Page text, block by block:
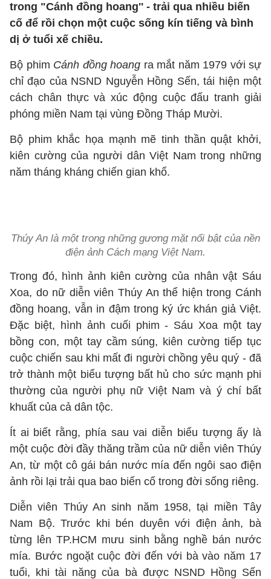
trong "Cánh đồng hoang'' - trải qua nhiều biến
cố để rồi chọn một cuộc sống kín tiếng và bình
dị ở tuổi xế chiều.
Bộ phim Cánh đồng hoang ra mắt năm 1979 với sự
chỉ đạo của NSND Nguyễn Hồng Sến, tái hiện một
cách chân thực và xúc động cuộc đấu tranh giải
phóng miền Nam tại vùng Đồng Tháp Mười.
Bộ phim khắc họa mạnh mẽ tinh thần quật khởi,
kiên cường của người dân Việt Nam trong những
năm tháng kháng chiến gian khổ.
Thúy An là một trong những gương mặt nổi bật của nền
điện ảnh Cách mạng Việt Nam.
Trong đó, hình ảnh kiên cường của nhân vật Sáu
Xoa, do nữ diễn viên Thúy An thể hiện trong Cánh
đồng hoang, vẫn in đậm trong ký ức khán giả Việt.
Đặc biệt, hình ảnh cuối phim - Sáu Xoa một tay
bồng con, một tay cầm súng, kiên cường tiếp tục
cuộc chiến sau khi mất đi người chồng yêu quý - đã
trở thành một biểu tượng bất hủ cho sức mạnh phi
thường của người phụ nữ Việt Nam và ý chí bất
khuất của cả dân tộc.
Ít ai biết rằng, phía sau vai diễn biểu tượng ấy là
một cuộc đời đầy thăng trầm của nữ diễn viên Thúy
An, từ một cô gái bán nước mía đến ngôi sao điện
ảnh rồi lại trải qua bao biến cố trong đời sống riêng.
Diễn viên Thúy An sinh năm 1958, tại miền Tây
Nam Bộ. Trước khi bén duyên với điện ảnh, bà
từng lên TP.HCM mưu sinh bằng nghề bán nước
mía. Bước ngoặt cuộc đời đến với bà vào năm 17
tuổi, khi tài năng của bà được NSND Hồng Sến